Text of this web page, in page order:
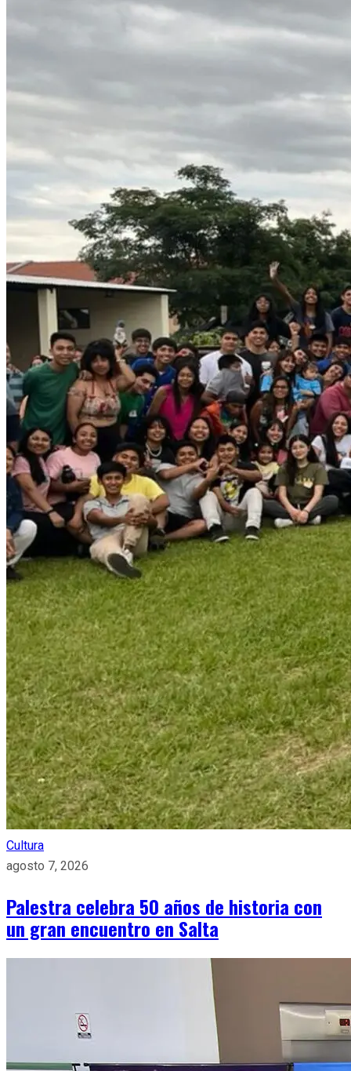
Cultura
agosto 7, 2026
Palestra celebra 50 años de historia con
un gran encuentro en Salta